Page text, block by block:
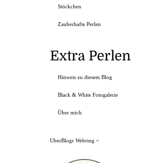
Stöckchen
Zauberhafte Perlen
Extra Perlen
Hinweis zu diesem Blog
Black & White Fotogalerie
Über mich
UberBlogr Webring <